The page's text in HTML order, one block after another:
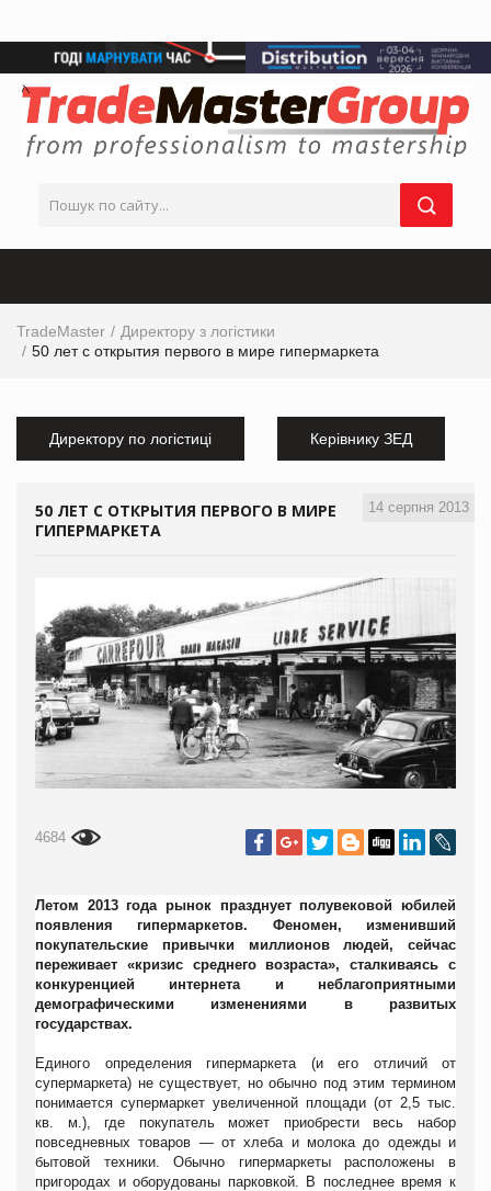
TradeMaster
Директору з логістики
50 лет с открытия первого в мире гипермаркета
Директору по логістиці Керівнику ЗЕД
14 серпня 2013
50 ЛЕТ С ОТКРЫТИЯ ПЕРВОГО В МИРЕ
ГИПЕРМАРКЕТА
4684
Летом 2013 года рынок празднует полувековой юбилей
появления гипермаркетов. Феномен, изменивший
покупательские привычки миллионов людей, сейчас
переживает «кризис среднего возраста», сталкиваясь с
конкуренцией интернета и неблагоприятными
демографическими изменениями в развитых
государствах.
Единого определения гипермаркета (и его отличий от
супермаркета) не существует, но обычно под этим термином
понимается супермаркет увеличенной площади (от 2,5 тыс.
кв. м.), где покупатель может приобрести весь набор
повседневных товаров — от хлеба и молока до одежды и
бытовой техники. Обычно гипермаркеты расположены в
пригородах и оборудованы парковкой. В последнее время к